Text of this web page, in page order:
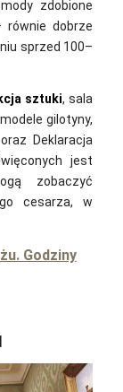
zdobione
równie dobrze
sprzed 100–
sztuki, sala
gilotyny,
Deklaracja
jest
zobaczyć
cesarza, w
Godziny